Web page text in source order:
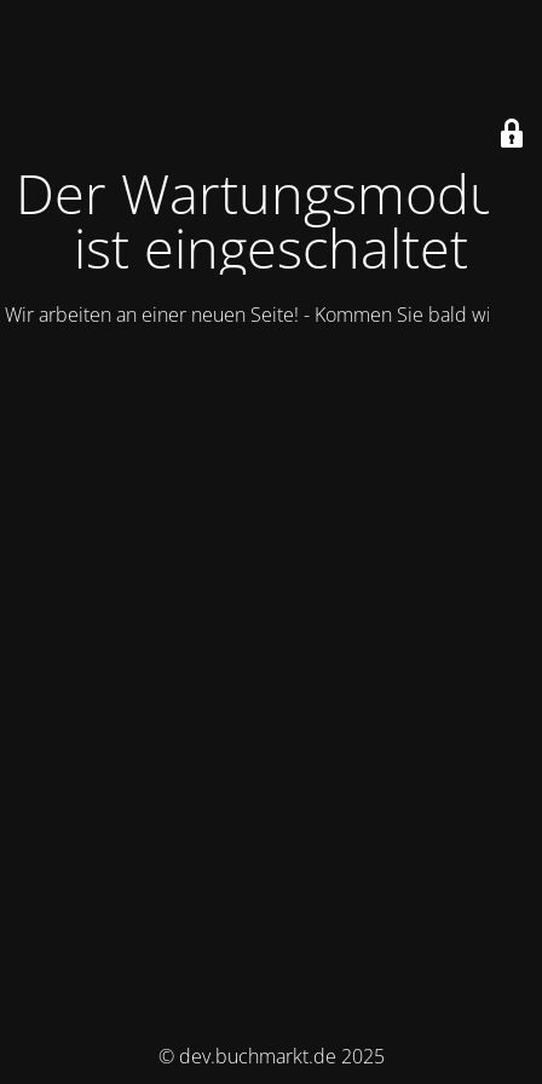
Der Wartungsmodus
ist eingeschaltet
Wir arbeiten an einer neuen Seite! - Kommen Sie bald wieder.
© dev.buchmarkt.de 2025